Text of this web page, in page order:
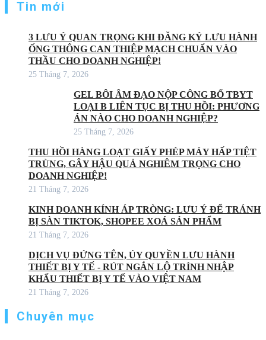
Tin mới
3 LƯU Ý QUAN TRỌNG KHI ĐĂNG KÝ LƯU HÀNH
ỐNG THÔNG CAN THIỆP MẠCH CHUẨN VÀO
THẦU CHO DOANH NGHIỆP!
25 Tháng 7, 2026
GEL BÔI ÂM ĐẠO NỘP CÔNG BỐ TBYT
LOẠI B LIÊN TỤC BỊ THU HỒI: PHƯƠNG
ÁN NÀO CHO DOANH NGHIỆP?
25 Tháng 7, 2026
THU HỒI HÀNG LOẠT GIẤY PHÉP MÁY HẤP TIỆT
TRÙNG, GÂY HẬU QUẢ NGHIÊM TRỌNG CHO
DOANH NGHIỆP!
21 Tháng 7, 2026
KINH DOANH KÍNH ÁP TRÒNG: LƯU Ý ĐỂ TRÁNH
BỊ SÀN TIKTOK, SHOPEE XOÁ SẢN PHẨM
21 Tháng 7, 2026
DỊCH VỤ ĐỨNG TÊN, ỦY QUYỀN LƯU HÀNH
THIẾT BỊ Y TẾ - RÚT NGẮN LỘ TRÌNH NHẬP
KHẨU THIẾT BỊ Y TẾ VÀO VIỆT NAM
21 Tháng 7, 2026
Chuyên mục